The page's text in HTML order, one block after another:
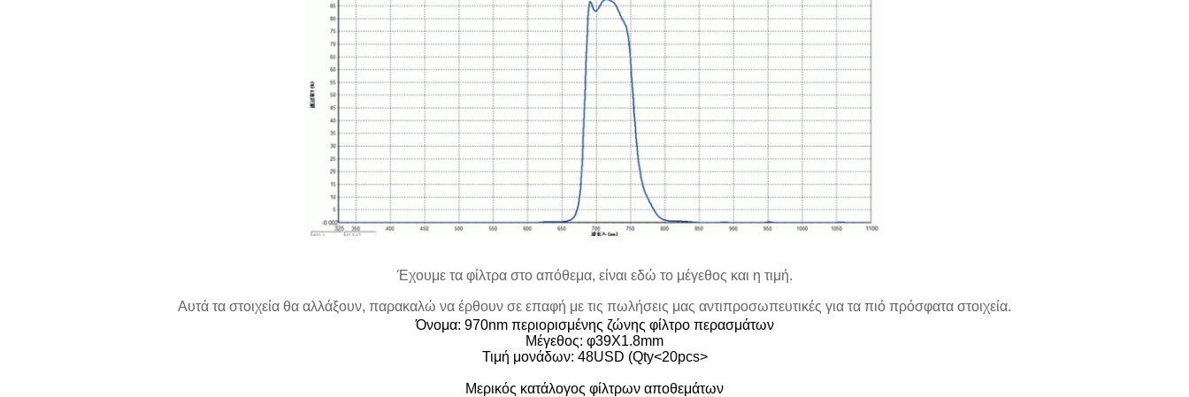
Έχουμε τα φίλτρα στο απόθεμα, είναι εδώ το μέγεθος και η τιμή.
Αυτά τα στοιχεία θα αλλάξουν, παρακαλώ να έρθουν σε επαφή με τις πωλήσεις μας αντιπροσωπευτικές για τα πιό πρόσφατα στοιχεία.
Όνομα: 970nm περιορισμένης ζώνης φίλτρο περασμάτων
Μέγεθος: φ39X1.8mm
Τιμή μονάδων: 48USD (Qty<20pcs>
Μερικός κατάλογος φίλτρων αποθεμάτων